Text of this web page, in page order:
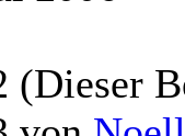
(Dieser